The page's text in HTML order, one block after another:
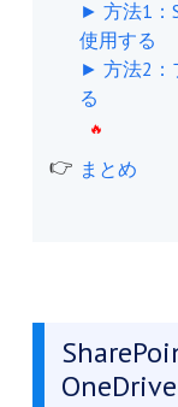
► 方法1：
使用する
► 方法2：
る
まとめ